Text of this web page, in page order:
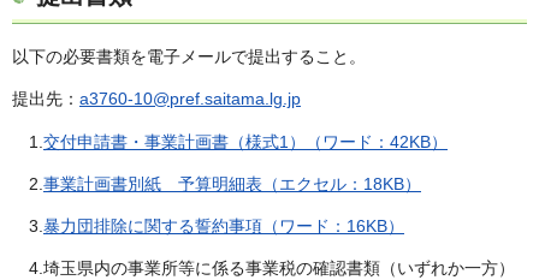
以下の必要書類を電子メールで提出すること。
提出先： a3760-10@pref.saitama.lg.jp
1. 交付申請書・事業計画書（様式1）（ワード：42KB）
2. 事業計画書別紙 予算明細表（エクセル：18KB）
3. 暴力団排除に関する誓約事項（ワード：16KB）
4.埼玉県内の事業所等に係る事業税の確認書類（いずれか一方）